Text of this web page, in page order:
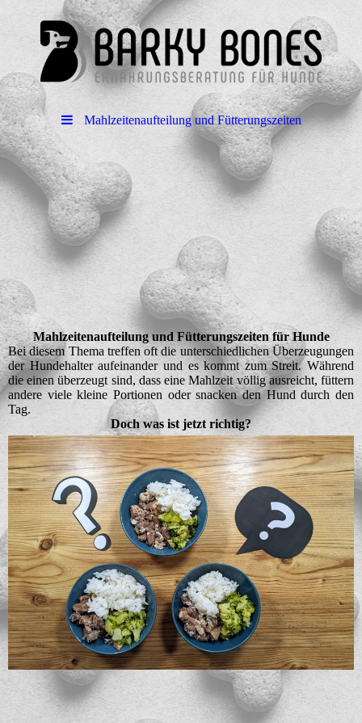
Mahlzeitenaufteilung und Fütterungszeiten
Mahlzeitenaufteilung und Fütterungszeiten für Hunde
Bei diesem Thema treffen oft die unterschiedlichen Überzeugungen
der Hundehalter aufeinander und es kommt zum Streit. Während
die einen überzeugt sind, dass eine Mahlzeit völlig ausreicht, füttern
andere viele kleine Portionen oder snacken den Hund durch den
Tag.
Doch was ist jetzt richtig?